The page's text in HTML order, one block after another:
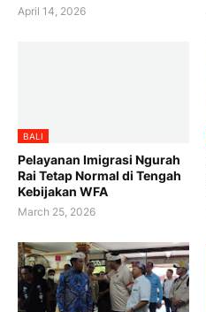
April 14, 2026
BALI
Pelayanan Imigrasi Ngurah
Rai Tetap Normal di Tengah
Kebijakan WFA
March 25, 2026